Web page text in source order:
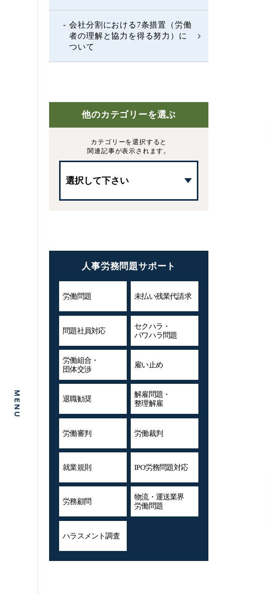
会社分割における7条措置（労働
者の理解と協力を得る努力）に
ついて
他のカテゴリーを選ぶ
カテゴリーを選択すると
関連記事が表示されます。
人事労務問題サポート
労働問題 未払い残業代請求
問題社員対応
セクハラ・
パワハラ問題
労働組合・
団体交渉
雇い止め
退職勧奨
解雇問題・
整理解雇
労働審判 労働裁判
就業規則 IPO労務問題対応
労務顧問
物流・運送業界
労働問題
ハラスメント調査